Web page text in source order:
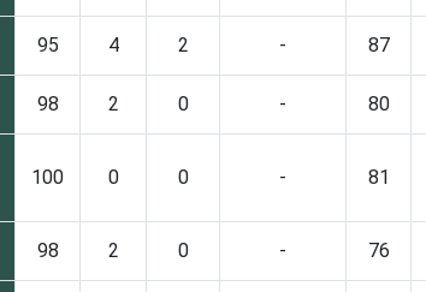
95 4 2 - 87
98 2 0 - 80
100 0 0 - 81
98 2 0 - 76